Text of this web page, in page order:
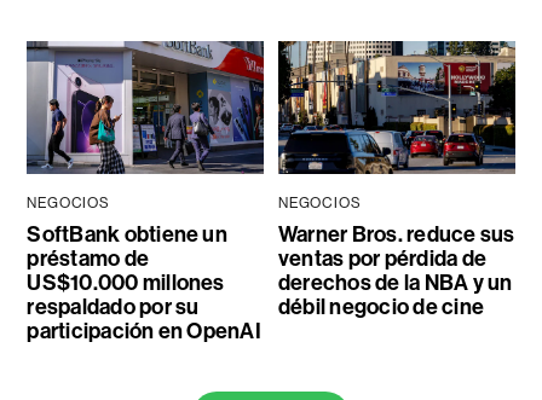
NEGOCIOS
SoftBank obtiene un
préstamo de
US$10.000 millones
respaldado por su
participación en OpenAI
NEGOCIOS
Warner Bros. reduce sus
ventas por pérdida de
derechos de la NBA y un
débil negocio de cine